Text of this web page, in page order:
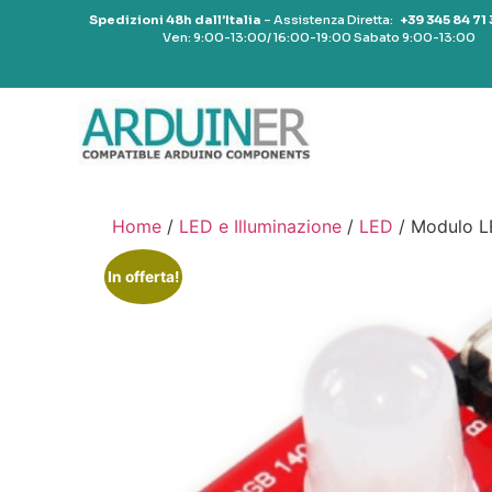
Spedizioni 48h dall’Italia – Assistenza Diretta: +39 345 84 71
Ven: 9:00-13:00/ 16:00-19:00 Sabato 9:00-13:00
Home / LED e Illuminazione / LED / Modulo
In offerta!